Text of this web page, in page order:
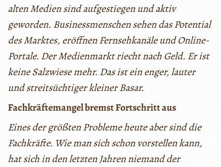
alten Medien sind aufgestiegen und aktiv
geworden. Businessmenschen sehen das Potential
des Marktes, eröffnen Fernsehkanäle und Online-
Portale. Der Medienmarkt riecht nach Geld. Er ist
keine Salzwiese mehr. Das ist ein enger, lauter
und streitsüchtiger kleiner Basar.
Fachkräftemangel bremst Fortschritt aus
Eines der größten Probleme heute aber sind die
Fachkräfte. Wie man sich schon vorstellen kann,
hat sich in den letzten Jahren niemand der